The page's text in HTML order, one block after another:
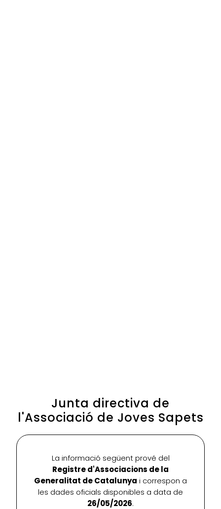
Junta directiva de
l'Associació de Joves Sapets
La informació següent prové del
Registre d'Associacions de la
Generalitat de Catalunya i correspon a
les dades oficials disponibles a data de
26/05/2026.